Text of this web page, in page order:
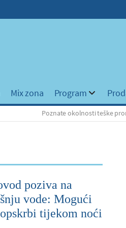
Mix zona Program
Poznate okolnosti teške prometne
poziva na
vode: Mogući
tijekom noći